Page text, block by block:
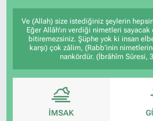
Ve (Allah) size istediğiniz şeylerin
Eğer Allâh’ın verdiği nimetleri sayacak
bitiremezsiniz. Şüphe yok ki insan
karşı) çok zâlim, (Rabb’inin
nankördür. (İbrâhîm Sûresi,
İMSAK
Haber Arşivi